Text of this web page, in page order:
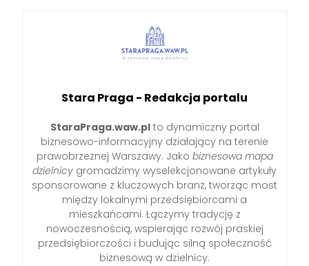
Stara Praga - Redakcja portalu
StaraPraga.waw.plto dynamiczny portal
biznesowo-informacyjny działający na terenie
prawobrzeżnej Warszawy. Jako biznesowa mapa
dzielnicy gromadzimy wyselekcjonowane artykuły
sponsorowane z kluczowych branż, tworząc most
między lokalnymi przedsiębiorcami a
mieszkańcami. Łączymy tradycję z
nowoczesnością, wspierając rozwój praskiej
przedsiębiorczości i budując silną społeczność
biznesową w dzielnicy.